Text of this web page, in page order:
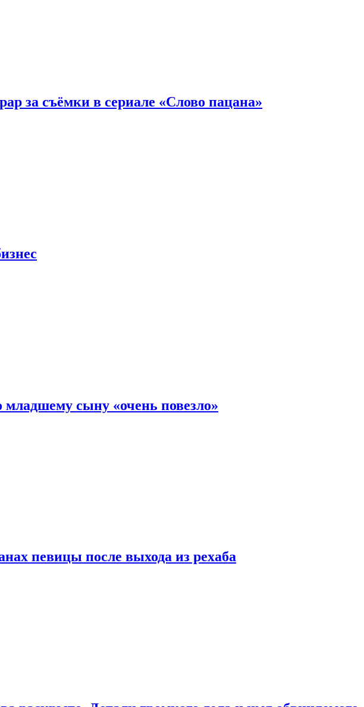
за съёмки в сериале «Слово пацана»
сыну «очень повезло»
певицы после выхода из рехаба